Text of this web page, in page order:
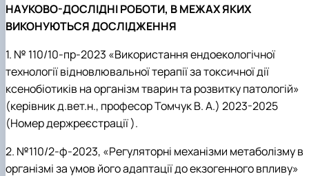
НАУКОВО-ДОСЛІДНІ РОБОТИ, В МЕЖАХ ЯКИХ
ВИКОНУЮТЬСЯ ДОСЛІДЖЕННЯ
1. № 110/10-пр-2023 «Використання ендоекологічної
технології відновлювальної терапії за токсичної дії
ксенобіотиків на організм тварин та розвитку патологій»
(керівник д.вет.н., професор Томчук В. А.) 2023-2025
(Номер держреєстрації ).
2. №110/2-ф-2023, «Регуляторні механізми метаболізму в
організмі за умов його адаптації до екзогенного впливу»